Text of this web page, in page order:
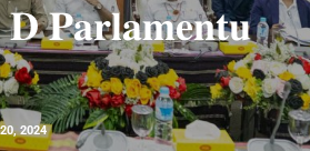
𝐏𝐚𝐫𝐥𝐚𝐦𝐞𝐧𝐭𝐮
2024